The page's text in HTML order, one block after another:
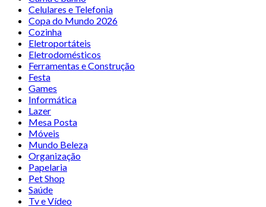
Celulares e Telefonia
Copa do Mundo 2026
Cozinha
Eletroportáteis
Eletrodomésticos
Ferramentas e Construção
Festa
Games
Informática
Lazer
Mesa Posta
Móveis
Mundo Beleza
Organização
Papelaria
Pet Shop
Saúde
Tv e Vídeo